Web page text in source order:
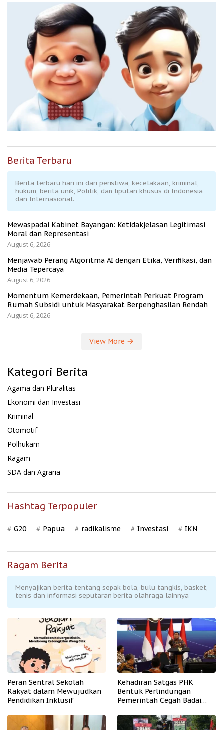
Berita Terbaru
Berita terbaru hari ini dari peristiwa, kecelakaan, kriminal,
hukum, berita unik, Politik, dan liputan khusus di Indonesia
dan Internasional.
Mewaspadai Kabinet Bayangan: Ketidakjelasan Legitimasi
Moral dan Representasi
August 6, 2026
Menjawab Perang Algoritma AI dengan Etika, Verifikasi, dan
Media Tepercaya
August 6, 2026
Momentum Kemerdekaan, Pemerintah Perkuat Program
Rumah Subsidi untuk Masyarakat Berpenghasilan Rendah
August 6, 2026
View More
Kategori Berita
Agama dan Pluralitas
Ekonomi dan Investasi
Kriminal
Otomotif
Polhukam
Ragam
SDA dan Agraria
Hashtag Terpopuler
G20 Papua radikalisme Investasi IKN
Ragam Berita
Menyajikan berita tentang sepak bola, bulu tangkis, basket,
tenis dan informasi seputaran berita olahraga lainnya
Peran Sentral Sekolah
Rakyat dalam Mewujudkan
Pendidikan Inklusif
Kehadiran Satgas PHK
Bentuk Perlindungan
Pemerintah Cegah Badai